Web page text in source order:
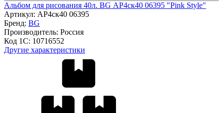
Альбом для рисования 40л. BG АР4ск40 06395 "Pink Style"
Артикул: АР4ск40 06395
Бренд: BG
Производитель: Россия
Код 1С: 10716552
Другие характеристики